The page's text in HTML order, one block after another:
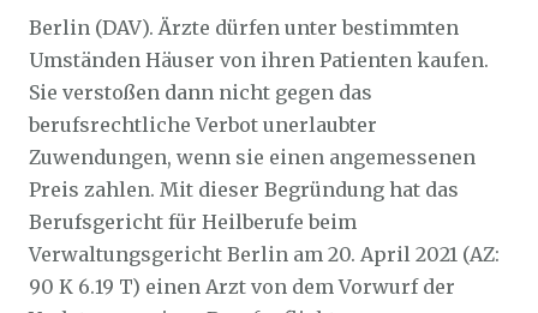
Berlin (DAV). Ärzte dürfen unter bestimmten
Umständen Häuser von ihren Patienten kaufen.
Sie verstoßen dann nicht gegen das
berufsrechtliche Verbot unerlaubter
Zuwendungen, wenn sie einen angemessenen
Preis zahlen. Mit dieser Begründung hat das
Berufsgericht für Heilberufe beim
Verwaltungsgericht Berlin am 20. April 2021 (AZ:
90 K 6.19 T) einen Arzt von dem Vorwurf der